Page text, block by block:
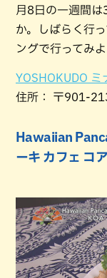
月8日の一週間は
か。しばらく行
ングで行ってみよ
YOSHOKUDO ミ
住所： 〒901-
Hawaiian
ーキ カフェ コア